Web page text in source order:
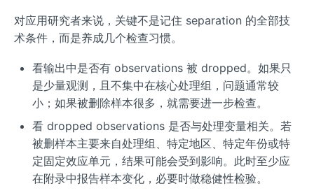
对应用研究者来说，关键不是记住 separation 的全部技
术条件，而是养成几个检查习惯。
看输出中是否有 observations 被 dropped。如果只
是少量观测，且不集中在核心处理组，问题通常较
小；如果被删除样本很多，就需要进一步检查。
看 dropped observations 是否与处理变量相关。若
被删样本主要来自处理组、特定地区、特定年份或特
定固定效应单元，结果可能会受到影响。此时至少应
在附录中报告样本变化，必要时做稳健性检验。